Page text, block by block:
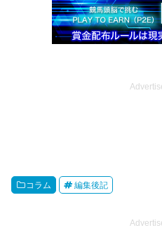
コラム 編集後記